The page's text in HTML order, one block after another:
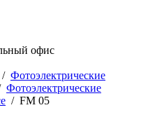
офис
/ Фотоэлектрические
Фотоэлектрические
/ FM 05